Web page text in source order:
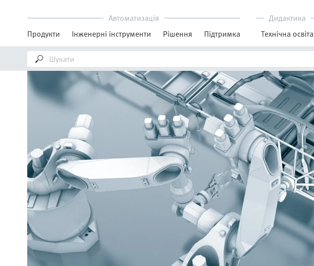
Автоматизація
Продукти
Інженерні інструменти Рішення Підтримка
Дидактика
Технічна освіта